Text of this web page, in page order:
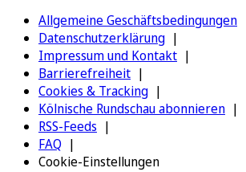
Allgemeine Geschäftsbedingungen
Datenschutzerklärung
Impressum und Kontakt
Barrierefreiheit
Cookies & Tracking
Kölnische Rundschau abonnieren
RSS-Feeds
FAQ
Cookie-Einstellungen